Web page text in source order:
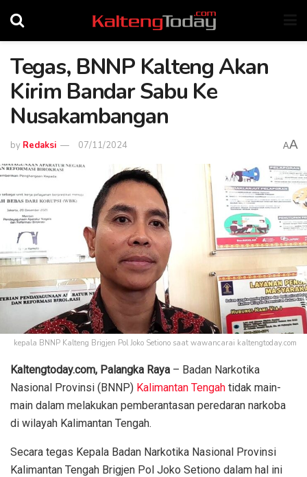
Tegas, BNNP Kalteng Akan
Kirim Bandar Sabu Ke
Nusakambangan
by Redaksi 07/11/2024 AA
kepala BNNP Kalteng Brigjen Pol Joko Setiono saat wawancarai kaltengtoday.com
Kaltengtoday.com, Palangka Raya – Badan Narkotika
Nasional Provinsi (BNNP) Kalimantan Tengah tidak main-
main dalam melakukan pemberantasan peredaran narkoba
di wilayah Kalimantan Tengah.
Secara tegas Kepala Badan Narkotika Nasional Provinsi
Kalimantan Tengah Brigjen Pol Joko Setiono dalam hal ini